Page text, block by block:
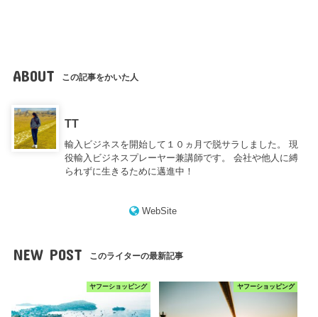
ABOUT この記事をかいた人
TT
輸入ビジネスを開始して１０ヵ月で脱サラしました。 現
役輸入ビジネスプレーヤー兼講師です。 会社や他人に縛
られずに生きるために邁進中！
WebSite
NEW POST このライターの最新記事
ヤフーショッピング ヤフーショッピング